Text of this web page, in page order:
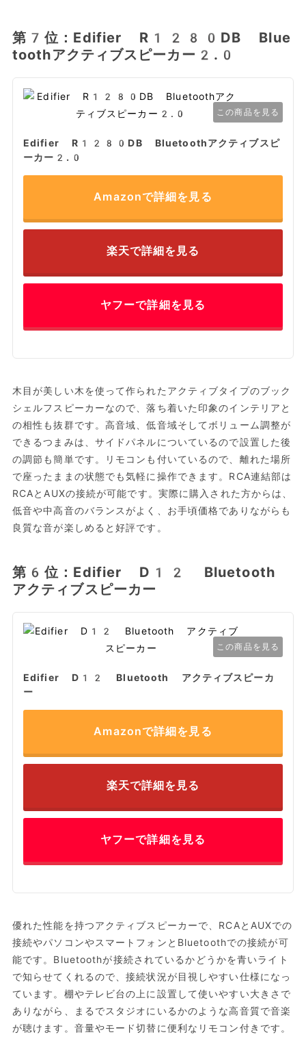
第7位：Edifier R1280DB Blue
toothアクティブスピーカー2.0
この商品を見る
Edifier R1280DB Bluetoothアクティブスピ
ーカー2.0
Amazonで詳細を見る
楽天で詳細を見る
ヤフーで詳細を見る
木目が美しい木を使って作られたアクティブタイプのブック
シェルフスピーカーなので、落ち着いた印象のインテリアと
の相性も抜群です。高音域、低音域そしてボリューム調整が
できるつまみは、サイドパネルについているので設置した後
の調節も簡単です。リモコンも付いているので、離れた場所
で座ったままの状態でも気軽に操作できます。RCA連結部は
RCAとAUXの接続が可能です。実際に購入された方からは、
低音や中高音のバランスがよく、お手頃価格でありながらも
良質な音が楽しめると好評です。
第6位：Edifier D12 Bluetooth
アクティブスピーカー
この商品を見る
Edifier D12 Bluetooth アクティブスピーカ
ー
Amazonで詳細を見る
楽天で詳細を見る
ヤフーで詳細を見る
優れた性能を持つアクティブスピーカーで、RCAとAUXでの
接続やパソコンやスマートフォンとBluetoothでの接続が可
能です。Bluetoothが接続されているかどうかを青いライト
で知らせてくれるので、接続状況が目視しやすい仕様になっ
ています。棚やテレビ台の上に設置して使いやすい大きさで
ありながら、まるでスタジオにいるかのような高音質で音楽
が聴けます。音量やモード切替に便利なリモコン付きです。